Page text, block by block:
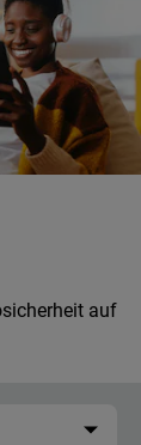
auf